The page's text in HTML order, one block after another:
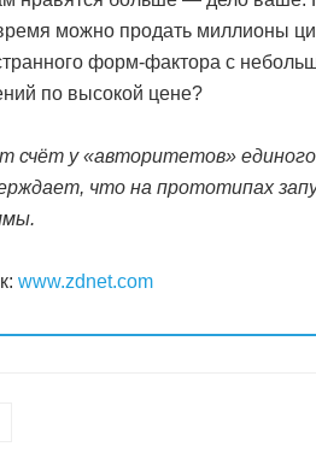
можно продать миллионы
форм-фактора с
по высокой цене?
счёт у «авторитетов»
что на прототипах
www.zdnet.com